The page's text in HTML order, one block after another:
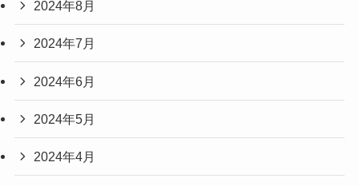
2024年8月
2024年7月
2024年6月
2024年5月
2024年4月